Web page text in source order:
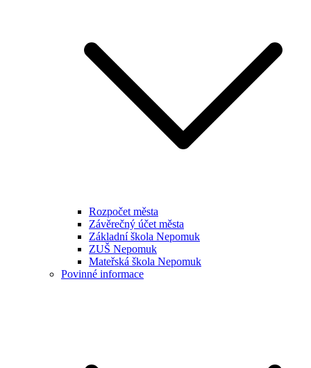
Rozpočet města
Závěrečný účet města
Základní škola Nepomuk
ZUŠ Nepomuk
Mateřská škola Nepomuk
Povinné informace